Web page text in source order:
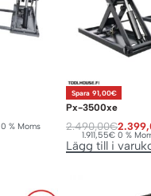
0 % Moms
Spara 91,00€
Px-3500xe
2.490,00€
1.911,55€ 0 %
Lägg till i